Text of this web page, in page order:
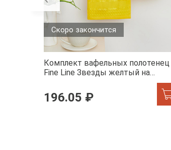
Скоро закончится
Комплект вафельных полотенец
Fine Line Звезды желтый на
196.05 ₽